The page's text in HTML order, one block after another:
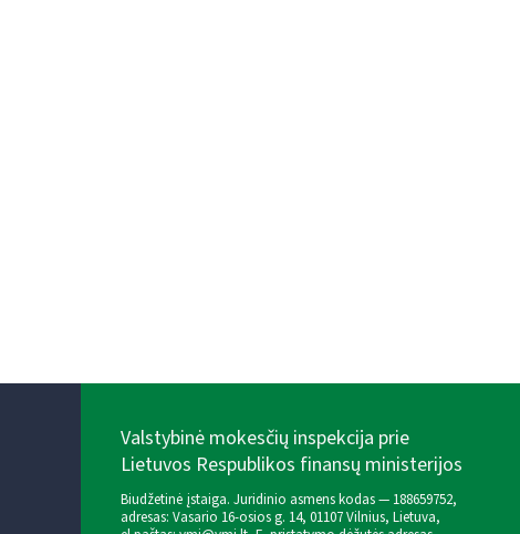
Valstybinė mokesčių inspekcija prie
Lietuvos Respublikos finansų ministerijos
Biudžetinė įstaiga. Juridinio asmens kodas — 188659752,
adresas: Vasario 16-osios g. 14, 01107 Vilnius, Lietuva,